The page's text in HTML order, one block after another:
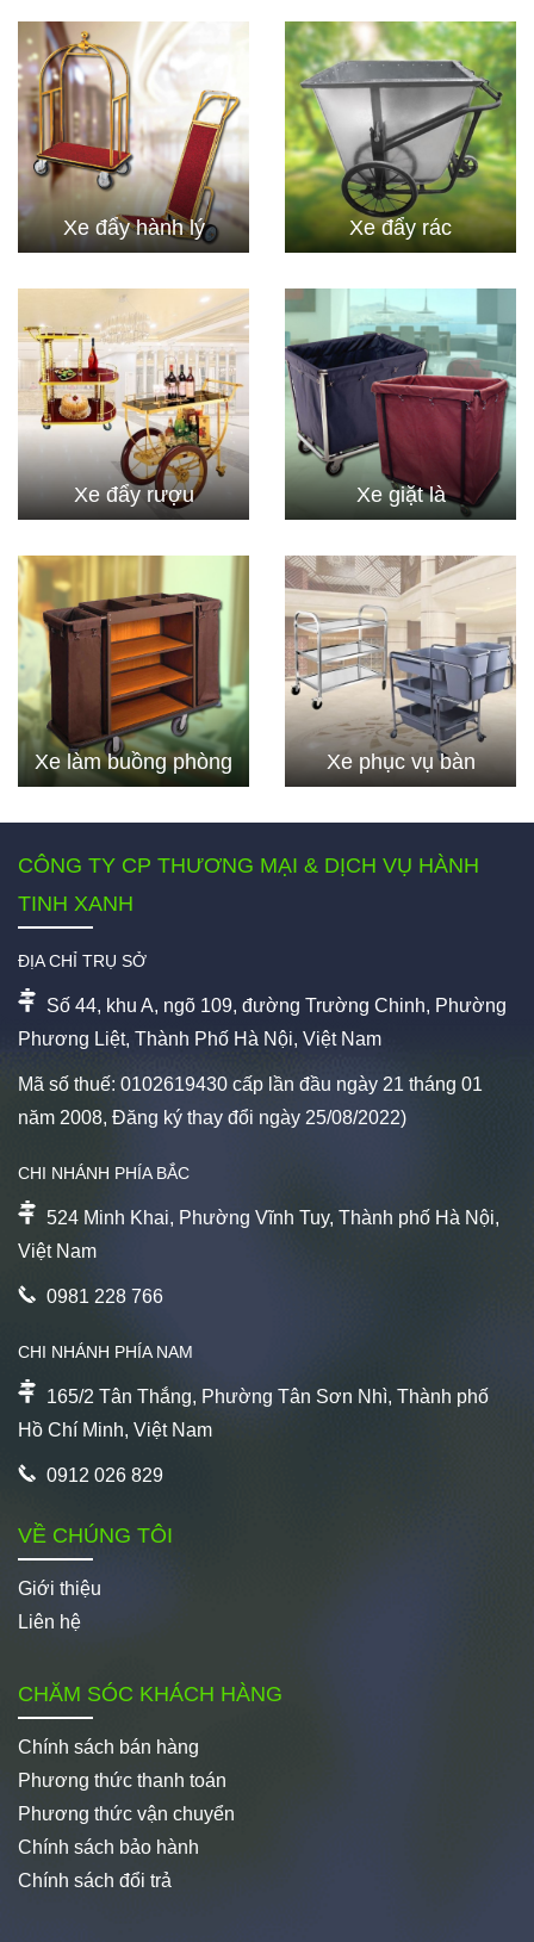
Xe đẩy hành lý Xe đẩy rác
Xe đẩy rượu Xe giặt là
Xe làm buồng phòng Xe phục vụ bàn
CÔNG TY CP THƯƠNG MẠI & DỊCH VỤ HÀNH
TINH XANH
ĐỊA CHỈ TRỤ SỞ
Số 44, khu A, ngõ 109, đường Trường Chinh, Phường
Phương Liệt, Thành Phố Hà Nội, Việt Nam
Mã số thuế: 0102619430 cấp lần đầu ngày 21 tháng 01
năm 2008, Đăng ký thay đổi ngày 25/08/2022)
CHI NHÁNH PHÍA BẮC
524 Minh Khai, Phường Vĩnh Tuy, Thành phố Hà Nội,
Việt Nam
0981 228 766
CHI NHÁNH PHÍA NAM
165/2 Tân Thắng, Phường Tân Sơn Nhì, Thành phố
Hồ Chí Minh, Việt Nam
0912 026 829
VỀ CHÚNG TÔI
Giới thiệu
Liên hệ
CHĂM SÓC KHÁCH HÀNG
Chính sách bán hàng
Phương thức thanh toán
Phương thức vận chuyển
Chính sách bảo hành
Chính sách đổi trả